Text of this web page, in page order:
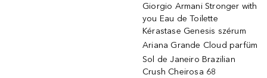
Giorgio Armani Stronger with
you Eau de Toilette
Kérastase Genesis szérum
Ariana Grande Cloud parfüm
Sol de Janeiro Brazilian
Crush Cheirosa 68